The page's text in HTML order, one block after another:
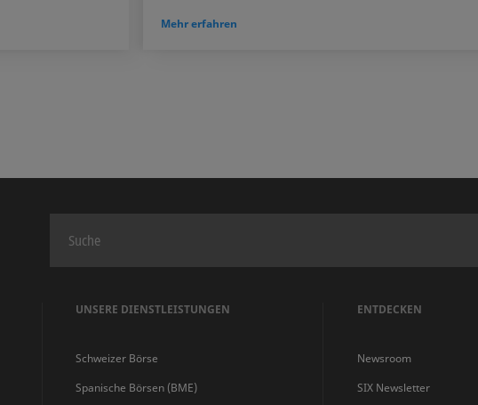
Mehr erfahren
UNSERE DIENSTLEISTUNGEN
Schweizer Börse
Spanische Börsen (BME)
ENTDECKEN
Newsroom
SIX Newsletter